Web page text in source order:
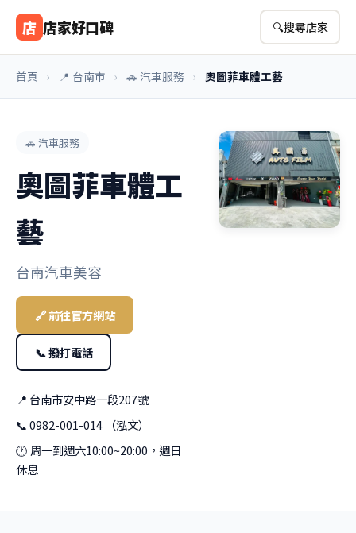
店 店家好口碑 🔍搜尋店家
首頁 › 📍 台南市 › 🚗 汽車服務 › 奧圖菲車體工藝
🚗 汽車服務
奧圖菲車體工
藝
台南汽車美容
🔗 前往官方網站
📞 撥打電話
📍 台南市安中路一段207號
📞 0982-001-014 （泓文）
🕐 周一到週六10:00~20:00，週日
休息